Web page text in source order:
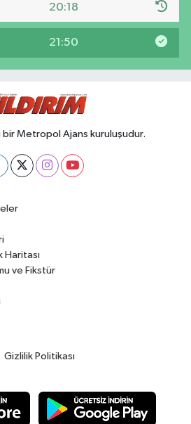
20:18
21:50
bir Metropol Ajans kuruluşudur.
Haritası
ve Fikstür
Gizlilik Politikası